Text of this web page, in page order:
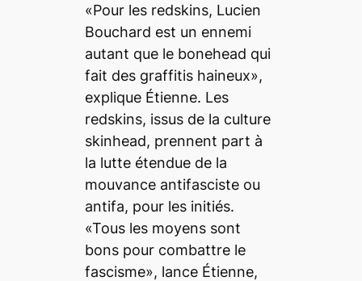
«Pour les redskins, Lucien
Bouchard est un ennemi
autant que le bonehead qui
fait des graffitis haineux»,
explique Étienne. Les
redskins, issus de la culture
skinhead, prennent part à
la lutte étendue de la
mouvance antifasciste ou
antifa, pour les initiés.
«Tous les moyens sont
bons pour combattre le
fascisme», lance Étienne,